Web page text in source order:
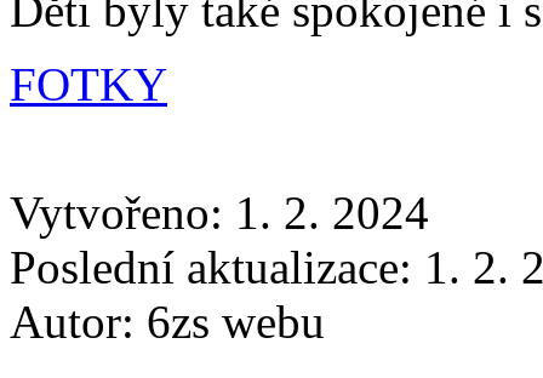
FOTKY
Vytvořeno: 1. 2. 2024
Poslední aktualizace: 1. 2.
Autor: 6zs webu